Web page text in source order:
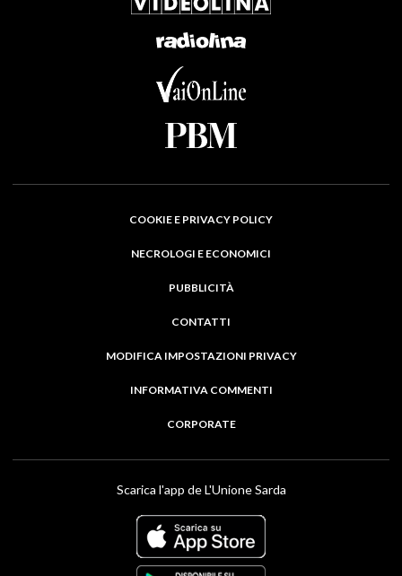
COOKIE E PRIVACY POLICY
NECROLOGI E ECONOMICI
PUBBLICITÀ
CONTATTI
MODIFICA IMPOSTAZIONI PRIVACY
INFORMATIVA COMMENTI
CORPORATE
Scarica l'app de L'Unione Sarda